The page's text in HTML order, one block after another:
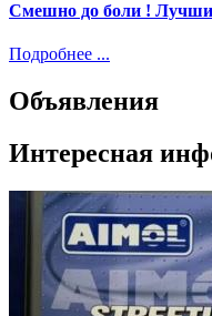
Смешно до боли !
Подробнее ...
Объявления
Интересная